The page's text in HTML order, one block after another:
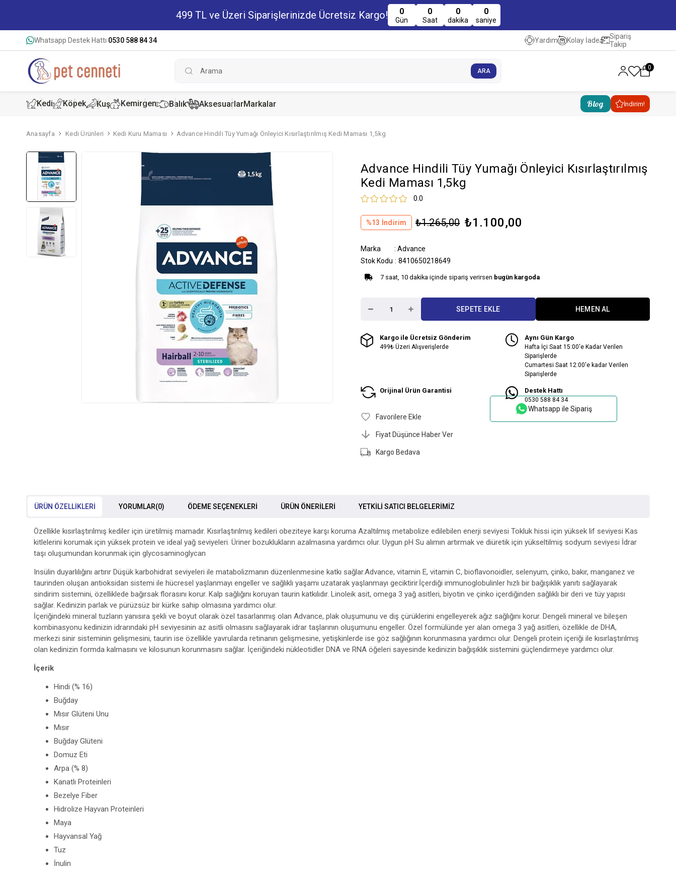
499 TL ve Üzeri Siparişlerinizde Ücretsiz Kargo! 0
Gün
0
Saat
0
dakika
0
saniye
Whatsapp Destek Hattı 0530 588 84 34 Yardım Kolay İade
Sipariş
Takip
0
Kedi
Kedi Kuru Maması
Kedi Konserve Maması
Köpek
Köpek Kuru Maması
Köpek Konserve Mamaları
Kuş Kemirgen
Hamster Yemi
Tavşan Yemi
Balık AksesuarlarMarkalar Blog İndirim!
Anasayfa Kedi Ürünleri Kedi Kuru Maması Advance Hindili Tüy Yumağı Önleyici Kısırlaştırılmış Kedi Maması 1,5kg
Advance Hindili Tüy Yumağı Önleyici Kısırlaştırılmış
Kedi Maması 1,5kg
0.0
%13 İndirim ₺1.265,00 ₺1.100,00
Marka : Advance
Stok Kodu
8410650218649
7 saat, 10 dakika içinde sipariş verirsen bugün kargoda
Kargo ile Ücretsiz Gönderim
499₺ Üzeri Alışverişlerde
Aynı Gün Kargo
Hafta İçi Saat 15:00'e Kadar Verilen
Siparişlerde
Cumartesi Saat 12:00'e kadar Verilen
Siparişlerde
Orijinal Ürün Garantisi Destek Hattı
0530 588 84 34
Favorilere Ekle
Fiyat Düşünce Haber Ver
Kargo Bedava
Whatsapp ile Sipariş
ÜRÜN ÖZELLIKLERI YORUMLAR(0) ÖDEME SEÇENEKLERI ÜRÜN ÖNERILERI YETKİLİ SATICI BELGELERİMİZ
Özellikle kısırlaştırılmış kediler için üretilmiş mamadır. Kısırlaştırılmış kedileri obeziteye karşı koruma Azaltılmış metabolize edilebilen enerji seviyesi Tokluk hissi için yüksek lif seviyesi Kas
kitlelerini korumak için yüksek protein ve ideal yağ seviyeleri. Üriner bozuklukların azalmasına yardımcı olur. Uygun pH Su alımın artırmak ve diüretik için yükseltilmiş sodyum seviyesi İdrar
taşı oluşumundan korunmak için glycosaminoglycan
Insülin duyarlılığını artırır Düşük karbohidrat seviyeleri ile matabolizmanın düzenlenmesine katkı sağlar.Advance, vitamin E, vitamin C, bioflavonoidler, selenyum, çinko, bakır, manganez ve
taurinden oluşan antioksidan sistemi ile hücresel yaşlanmayı engeller ve sağlıklı yaşamı uzatarak yaşlanmayı geciktirir.İçerdiği immunoglobulinler hızlı bir bağışıklık yanıtı sağlayarak
sindirim sistemini, özelliklede bağırsak florasını korur. Kalp sağlığını koruyan taurin katkılıdır. Linoleik asit, omega 3 yağ asitleri, biyotin ve çinko içerdiğinden sağlıklı bir deri ve tüy yapısı
sağlar. Kedinizin parlak ve pürüzsüz bir kürke sahip olmasına yardımcı olur.
İçeriğindeki mineral tuzların yanısıra şekli ve boyut olarak özel tasarlanmış olan Advance, plak oluşumunu ve diş çürüklerini engelleyerek ağız sağlığını korur. Dengeli mineral ve bileşen
kombinasyonu kedinizin idrarındaki pH seviyesinin az asitli olmasını sağlayarak idrar taşlarının oluşumunu engeller. Özel formülünde yer alan omega 3 yağ asitleri, özellikle de DHA,
merkezi sinir sisteminin gelişmesini, taurin ise özellikle yavrularda retinanın gelişmesine, yetişkinlerde ise göz sağlığının korunmasına yardımcı olur. Dengeli protein içeriği ile kısırlaştırılmış
olan kedinizin formda kalmasını ve kilosunun korunmasını sağlar. İçeriğindeki nükleotidler DNA ve RNA öğeleri sayesinde kedinizin bağışıklık sistemini güçlendirmeye yardımcı olur.
İçerik
Hindi (% 16)
Buğday
Mısır Glüteni Unu
Mısır
Buğday Glüteni
Domuz Eti
Arpa (% 8)
Kanatlı Proteinleri
Bezelye Fiber
Hidrolize Hayvan Proteinleri
Maya
Hayvansal Yağ
Tuz
İnulin